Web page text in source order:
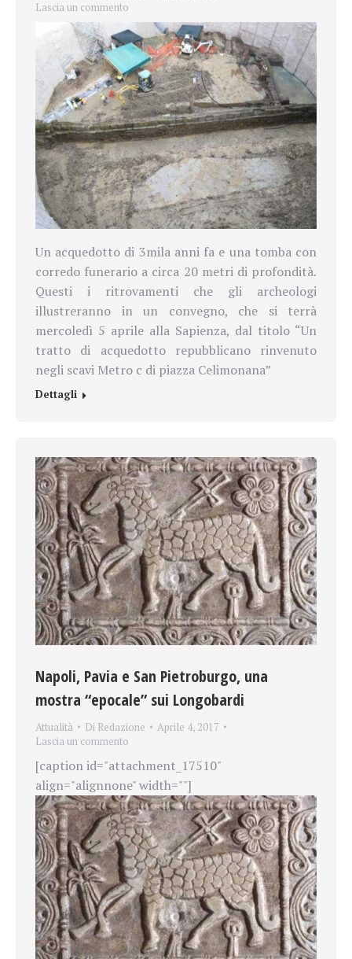
Lascia un commento
Un acquedotto di 3mila anni fa e una tomba con
corredo funerario a circa 20 metri di profondità.
Questi i ritrovamenti che gli archeologi
illustreranno in un convegno, che si terrà
mercoledì 5 aprile alla Sapienza, dal titolo “Un
tratto di acquedotto repubblicano rinvenuto
negli scavi Metro c di piazza Celimonana”
Dettagli
Napoli, Pavia e San Pietroburgo, una
mostra “epocale” sui Longobardi
Attualità Di Redazione
Aprile 4, 2017
Lascia un commento
[caption id="attachment_17510"
align="alignnone" width=""]